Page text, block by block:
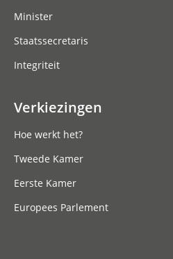
Minister
Staatssecretaris
Integriteit
Verkiezingen
Hoe werkt het?
Tweede Kamer
Eerste Kamer
Europees Parlement